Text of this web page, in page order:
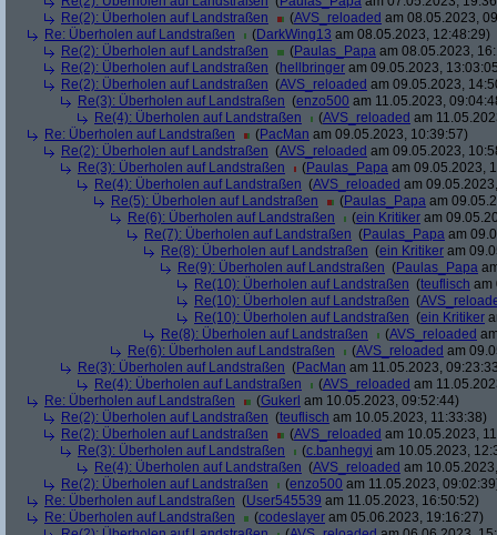
Re(2): Überholen auf Landstraßen
(AVS_reloaded am 08.05.2023,
Re: Überholen auf Landstraßen
(DarkWing13 am 08.05.2023, 12:48:29)
Re(2): Überholen auf Landstraßen
(Paulas_Papa am 08.05.2023,
Re(2): Überholen auf Landstraßen (hellbringer am 09.05.2023,
Re(2): Überholen auf Landstraßen (AVS_reloaded am 09.05.2023,
Re(3): Überholen auf Landstraßen (enzo500 am 11.05.2023,
Re(4): Überholen auf Landstraßen
(AVS_reloaded am
Re: Überholen auf Landstraßen
(PacMan am 09.05.2023, 10:39:57)
Re(2): Überholen auf Landstraßen (AVS_reloaded am 09.05.2023,
Re(3): Überholen auf Landstraßen
(Paulas_Papa am 09.05.2023,
Re(4): Überholen auf Landstraßen (AVS_reloaded am
Re(5): Überholen auf Landstraßen
(Paulas_Papa am
Re(6): Überholen auf Landstraßen
(ein Kritiker am
Re(7): Überholen auf Landstraßen (Paulas_Papa am
Re(8): Überholen auf Landstraßen (ein Kritiker am
Re(9): Überholen auf Landstraßen (Paulas_Papa
Re(10): Überholen auf Landstraßen (teuflisch am
Re(10): Überholen auf Landstraßen (
Re(10): Überholen auf Landstraßen (ein Kritiker
Re(8): Überholen auf Landstraßen
(AVS_reloaded
Re(6): Überholen auf Landstraßen
(AVS_reloaded am
Re(3): Überholen auf Landstraßen (PacMan am 11.05.2023,
Re(4): Überholen auf Landstraßen
(AVS_reloaded am
Re: Überholen auf Landstraßen
(Gukerl am 10.05.2023, 09:52:44)
Re(2): Überholen auf Landstraßen (teuflisch am 10.05.2023, 11:33:38)
Re(2): Überholen auf Landstraßen
(AVS_reloaded am 10.05.2023,
Re(3): Überholen auf Landstraßen
(c.banhegyi am 10.05.2023,
Re(4): Überholen auf Landstraßen (AVS_reloaded am
Re(2): Überholen auf Landstraßen
(enzo500 am 11.05.2023,
Re: Überholen auf Landstraßen (User545539 am 11.05.2023, 16:50:52)
Re: Überholen auf Landstraßen
(codeslayer am 05.06.2023, 19:16:27)